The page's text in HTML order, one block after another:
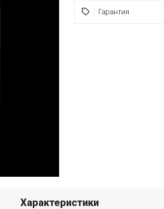
Гарантия
Характеристики